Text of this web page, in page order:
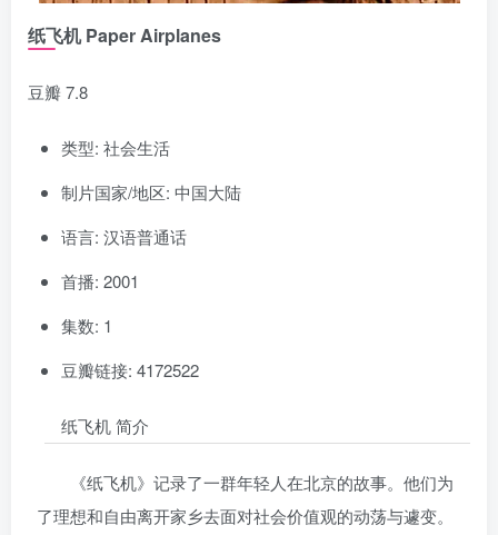
纸飞机 Paper Airplanes
豆瓣 7.8
类型: 社会生活
制片国家/地区: 中国大陆
语言: 汉语普通话
首播: 2001
集数: 1
豆瓣链接: 4172522
纸飞机 简介
《纸飞机》记录了一群年轻人在北京的故事。他们为
了理想和自由离开家乡去面对社会价值观的动荡与遽变。